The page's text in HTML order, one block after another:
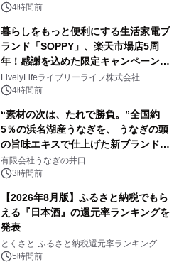
催 英国ラジオ「NTS」の 特別プログ
アーティストを フィーチャーしたアニ
メーションを公開～
4時間前
暮らしをもっと便利にする生活家電ブ
ランド「SOPPY」、楽天市場店5周
年！感謝を込めた限定キャンペーンを
8月10日より開催
LivelyLifeライブリーライフ株式会社
4時間前
“素材の次は、たれで勝負。”全国約
5％の浜名湖産うなぎを、 うなぎの頭
の旨味エキスで仕上げた新ブランド
「井口の誉」誕生
有限会社うなぎの井口
3時間前
【2026年8月版】ふるさと納税でもら
える『日本酒』の還元率ランキングを
発表
とくさと-ふるさと納税還元率ランキング-
5時間前